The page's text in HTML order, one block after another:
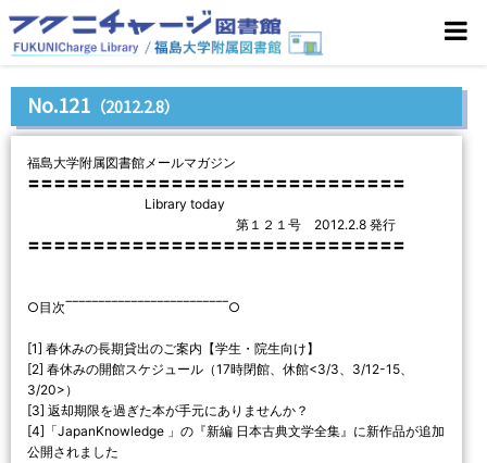
No.121 （2012.2.8）
福島大学附属図書館メールマガジン
〓〓〓〓〓〓〓〓〓〓〓〓〓〓〓〓〓〓〓〓〓〓〓〓〓〓〓〓〓
Library today
第１２１号 2012.2.8 発行
〓〓〓〓〓〓〓〓〓〓〓〓〓〓〓〓〓〓〓〓〓〓〓〓〓〓〓〓〓
○目次‾‾‾‾‾‾‾‾‾‾‾‾‾‾‾‾‾‾‾‾‾‾‾‾‾○
[1] 春休みの長期貸出のご案内【学生・院生向け】
[2] 春休みの開館スケジュール（17時閉館、休館<3/3、3/12-15、
3/20>）
[3] 返却期限を過ぎた本が手元にありませんか？
[4]「JapanKnowledge 」の『新編 日本古典文学全集』に新作品が追加
公開されました